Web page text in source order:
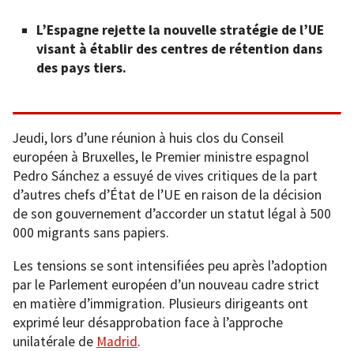
L’Espagne rejette la nouvelle stratégie de l’UE
visant à établir des centres de rétention dans
des pays tiers.
Jeudi, lors d’une réunion à huis clos du Conseil
européen à Bruxelles, le Premier ministre espagnol
Pedro Sánchez a essuyé de vives critiques de la part
d’autres chefs d’État de l’UE en raison de la décision
de son gouvernement d’accorder un statut légal à 500
000 migrants sans papiers.
Les tensions se sont intensifiées peu après l’adoption
par le Parlement européen d’un nouveau cadre strict
en matière d’immigration. Plusieurs dirigeants ont
exprimé leur désapprobation face à l’approche
unilatérale de Madrid.